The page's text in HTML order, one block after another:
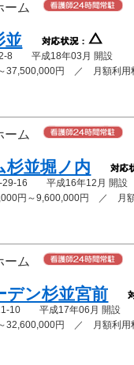
ーム
並
8 平成18年03月 開設
37,500,000円 ／ 月額利用
ーム
杉並堀ノ内
29-16 平成16年12月 開設
円～9,600,000円 ／ 月
ーム
デン杉並宮前
10 平成17年06月 開設
32,600,000円 ／ 月額利用